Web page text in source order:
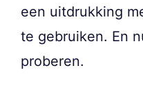
een uitdrukking
te gebruiken. En
proberen.